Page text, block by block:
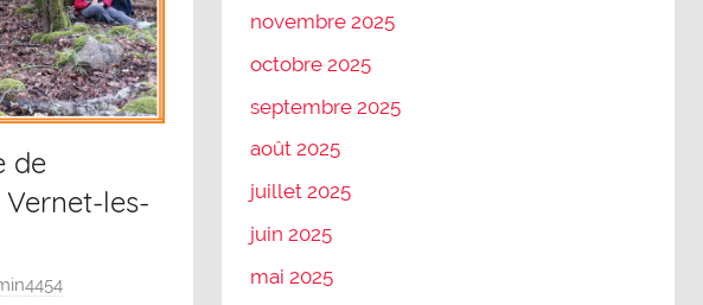
de
les-
novembre 2025
octobre 2025
septembre 2025
août 2025
juillet 2025
juin 2025
mai 2025